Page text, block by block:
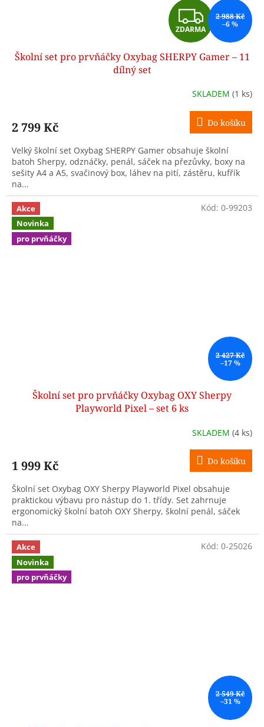
Z
D
A
R
M
A
ZDARMA
2 988 Kč
–6 %
Školní set pro prvňáčky Oxybag SHERPY Gamer – 11
dílný set
SKLADEM (1 ks)
2 799 Kč Do košíku
Velký školní set Oxybag SHERPY Gamer obsahuje školní
batoh Sherpy, odznáčky, penál, sáček na přezůvky, boxy na
sešity A4 a A5, svačinový box, láhev na pití, zástěru, kufřík
na...
Akce
Novinka
pro prvňáčky
2 427 Kč
–17 %
Školní set pro prvňáčky Oxybag OXY Sherpy
Playworld Pixel – set 6 ks
SKLADEM (4 ks)
1 999 Kč Do košíku
Školní set Oxybag OXY Sherpy Playworld Pixel obsahuje
praktickou výbavu pro nástup do 1. třídy. Set zahrnuje
ergonomický školní batoh OXY Sherpy, školní penál, sáček
na...
Kód: 0-99203
Akce
Novinka
pro prvňáčky
2 549 Kč
–31 %
Kód: 0-25026